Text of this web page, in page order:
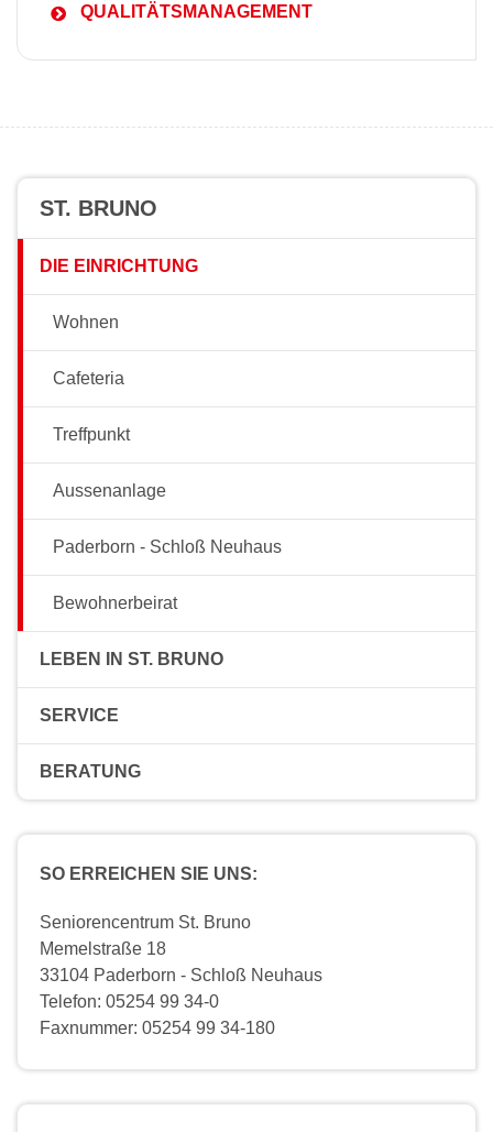
QUALITÄTSMANAGEMENT
ST. BRUNO
DIE EINRICHTUNG
Wohnen
Cafeteria
Treffpunkt
Aussenanlage
Paderborn - Schloß Neuhaus
Bewohnerbeirat
LEBEN IN ST. BRUNO
SERVICE
BERATUNG
SO ERREICHEN SIE UNS:
Seniorencentrum St. Bruno
Memelstraße 18
33104 Paderborn - Schloß Neuhaus
Telefon: 05254 99 34-0
Faxnummer: 05254 99 34-180